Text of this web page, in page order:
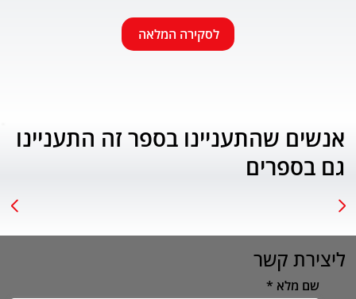
ורגשית בגובה העיניים של הילדים. מומלץ בחום.
לסקירה המלאה
אנשים שהתעניינו בספר זה התעניינו
גם בספרים
ליצירת קשר
שם מלא